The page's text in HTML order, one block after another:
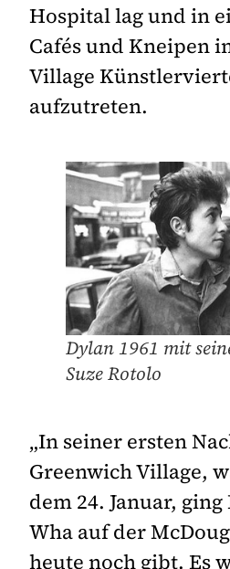
Hospital lag und in
Cafés und Kneipen
Village
aufzutreten.
Dylan 1961 mit
Suze Rotolo
„In seiner ersten
Greenwich Village,
dem 24. Januar, ging
Wha auf der
heute noch gibt. Es